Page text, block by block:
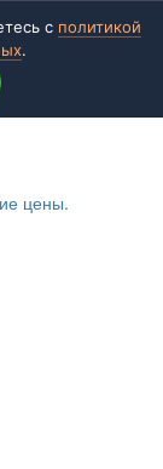
с политикой
.
цены.